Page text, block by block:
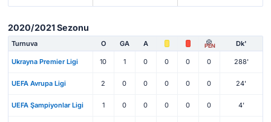
2020/2021 Sezonu
Turnuva O GA A PEN Dk'
Ukrayna Premier Ligi 10 1 0 0 0 0 288'
UEFA Avrupa Ligi 2 0 0 0 0 0 24'
UEFA Şampiyonlar Ligi 1 0 0 0 0 0 4'